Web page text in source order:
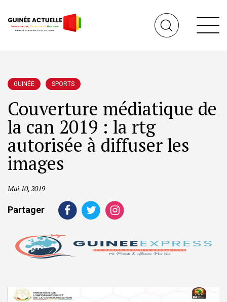
GUINÉE SPORTS
Couverture médiatique de
la can 2019 : la rtg
autorisée à diffuser les
images
Mai 10, 2019
Partager